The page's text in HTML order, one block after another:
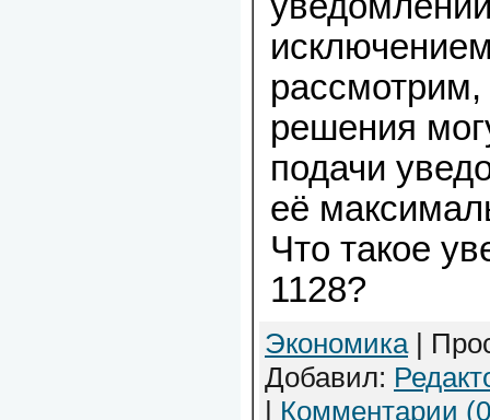
решения
подачи
её
Что такое
1128?
Экономика|
Добавил:
| Комментарии